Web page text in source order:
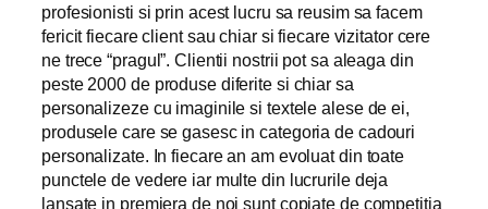
profesionisti si prin acest lucru sa reusim sa facem
fericit fiecare client sau chiar si fiecare vizitator cere
ne trece “pragul”. Clientii nostrii pot sa aleaga din
peste 2000 de produse diferite si chiar sa
personalizeze cu imaginile si textele alese de ei,
produsele care se gasesc in categoria de cadouri
personalizate. In fiecare an am evoluat din toate
punctele de vedere iar multe din lucrurile deja
lansate in premiera de noi sunt copiate de competitia